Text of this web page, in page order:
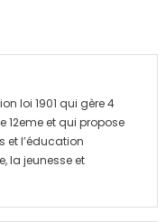
loi 1901 qui gère 4
12eme et qui propose
et l’éducation
la jeunesse et